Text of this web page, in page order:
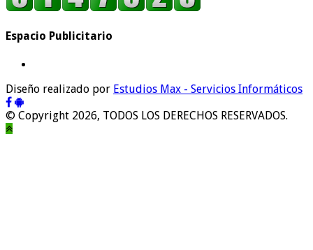
Espacio Publicitario
Diseño realizado por Estudios Max - Servicios Informáticos
© Copyright 2026, TODOS LOS DERECHOS RESERVADOS.